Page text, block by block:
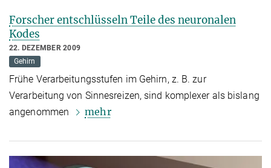
Forscher entschlüsseln Teile des neuronalen
Kodes
22. DEZEMBER 2009
Gehirn
Frühe Verarbeitungsstufen im Gehirn, z. B. zur
Verarbeitung von Sinnesreizen, sind komplexer als bislang
angenommen
mehr